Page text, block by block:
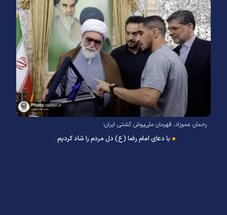
رحمان عموزاد، قهرمان ملی‌پوش کشتی ایران:
با دعای امام رضا (ع) دل مردم را شاد کردیم